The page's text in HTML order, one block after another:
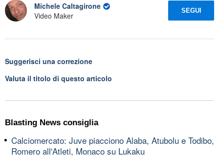
Michele Caltagirone
Video Maker
SEGUI
Suggerisci una correzione
Valuta il titolo di questo articolo
Blasting News consiglia
Calciomercato: Juve piacciono Alaba, Atubolu e Todibo,
Romero all'Atleti, Monaco su Lukaku